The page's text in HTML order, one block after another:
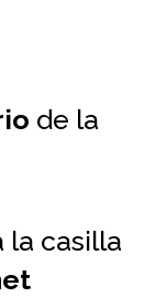
de la
la casilla